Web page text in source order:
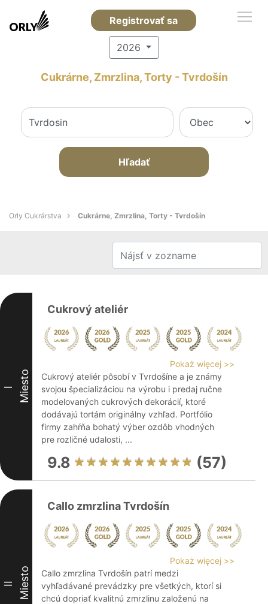
Registrovať sa
2026
Cukrárne, Zmrzlina, Torty - Tvrdošín
Hľadať
Orly Cukrárstva Cukrárne, Zmrzlina, Torty - Tvrdošín
I Miesto
Cukrový ateliér
Pokaż więcej >>
Cukrový ateliér pôsobí v Tvrdošíne a je známy
svojou špecializáciou na výrobu i predaj ručne
modelovaných cukrových dekorácií, ktoré
dodávajú tortám originálny vzhľad. Portfólio
firmy zahŕňa bohatý výber ozdôb vhodných
pre rozličné udalosti, ...
9.8 (57)
II Miesto
Callo zmrzlina Tvrdošín
Pokaż więcej >>
Callo zmrzlina Tvrdošín patrí medzi
vyhľadávané prevádzky pre všetkých, ktorí si
chcú dopriať kvalitnú zmrzlinu založenú na